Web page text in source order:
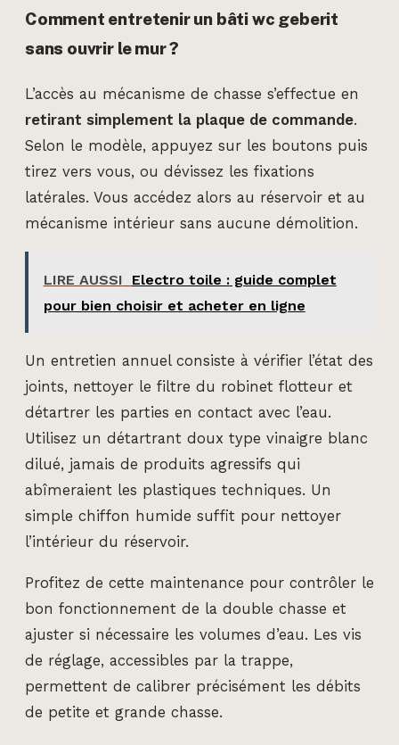
Comment entretenir un bâti wc geberit
sans ouvrir le mur ?
L’accès au mécanisme de chasse s’effectue en
retirant simplement la plaque de commande.
Selon le modèle, appuyez sur les boutons puis
tirez vers vous, ou dévissez les fixations
latérales. Vous accédez alors au réservoir et au
mécanisme intérieur sans aucune démolition.
LIRE AUSSI
Electro toile : guide complet
pour bien choisir et acheter en ligne
Un entretien annuel consiste à vérifier l’état des
joints, nettoyer le filtre du robinet flotteur et
détartrer les parties en contact avec l’eau.
Utilisez un détartrant doux type vinaigre blanc
dilué, jamais de produits agressifs qui
abîmeraient les plastiques techniques. Un
simple chiffon humide suffit pour nettoyer
l’intérieur du réservoir.
Profitez de cette maintenance pour contrôler le
bon fonctionnement de la double chasse et
ajuster si nécessaire les volumes d’eau. Les vis
de réglage, accessibles par la trappe,
permettent de calibrer précisément les débits
de petite et grande chasse.